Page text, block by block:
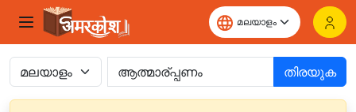
തിരയുക